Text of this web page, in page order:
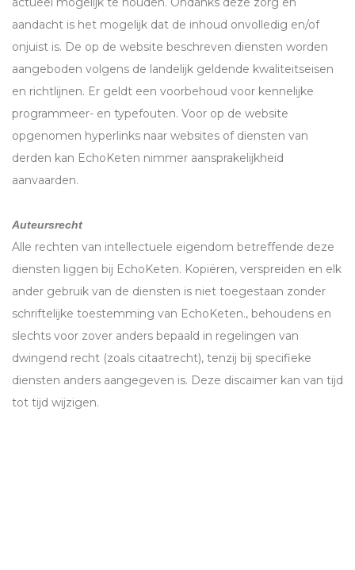
aandacht is het mogelijk dat de inhoud onvolledig en/of
onjuist is. De op de website beschreven diensten worden
aangeboden volgens de landelijk geldende kwaliteitseisen
en richtlijnen. Er geldt een voorbehoud voor kennelijke
programmeer- en typefouten. Voor op de website
opgenomen hyperlinks naar websites of diensten van
derden kan EchoKeten nimmer aansprakelijkheid
aanvaarden.
Auteursrecht
Alle rechten van intellectuele eigendom betreffende deze
diensten liggen bij EchoKeten. Kopiëren, verspreiden en elk
ander gebruik van de diensten is niet toegestaan zonder
schriftelijke toestemming van EchoKeten., behoudens en
slechts voor zover anders bepaald in regelingen van
dwingend recht (zoals citaatrecht), tenzij bij specifieke
diensten anders aangegeven is. Deze discaimer kan van tijd
tot tijd wijzigen.